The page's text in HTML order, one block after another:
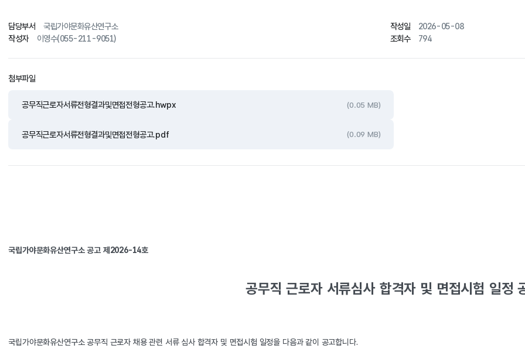
담당부서 국립가야문화유산연구소 작성일
2026-05-08
작성자
이영수(055-211-9051) 조회수 794
첨부파일
공무직근로자서류전형결과및면접전형공고.hwpx (0.05 MB)
공무직근로자서류전형결과및면접전형공고.pdf (0.09 MB)
국립가야문화유산연구소 공고 제2026-14호
공무직 근로자 서류심사 합격자 및 면접시험 일정
국립가야문화유산연구소 공무직 근로자 채용 관련 서류 심사 합격자 및 면접시험 일정을 다음과 같이 공고합니다.